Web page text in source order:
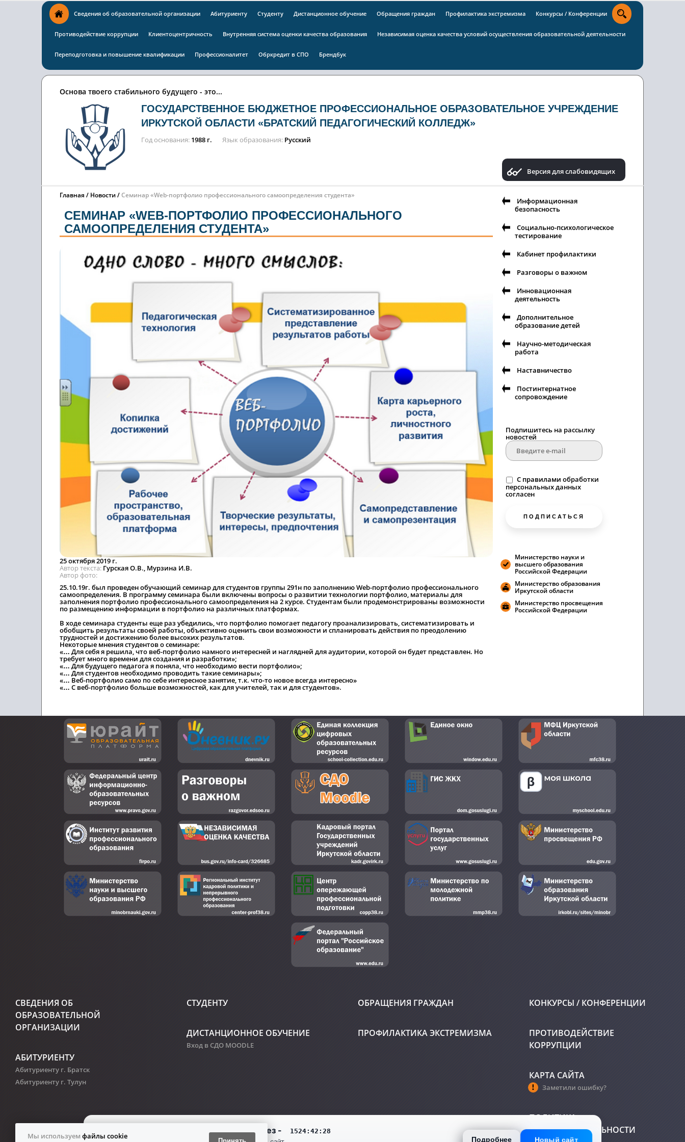
Сведения об образовательной организации Абитуриенту Студенту Дистанционное обучение Обращения граждан Профилактика экстремизма Конкурсы / Конференции
Противодействие коррупции Клиентоцентричность Внутренняя система оценки качества образования Независимая оценка качества условий осуществления образовательной деятельности
Переподготовка и повышение квалификации Профессионалитет Обркредит в СПО Брендбук
Основа твоего стабильного будущего - это...
ГОСУДАРСТВЕННОЕ БЮДЖЕТНОЕ ПРОФЕССИОНАЛЬНОЕ ОБРАЗОВАТЕЛЬНОЕ УЧРЕЖДЕНИЕ
ИРКУТСКОЙ ОБЛАСТИ «БРАТСКИЙ ПЕДАГОГИЧЕСКИЙ КОЛЛЕДЖ»
Год основания 1988 г. Язык образования Русский
Версия для слабовидящих
Главная Новости Семинар «Web-портфолио профессионального самоопределения студента»
СЕМИНАР «WEB-ПОРТФОЛИО ПРОФЕССИОНАЛЬНОГО
САМООПРЕДЕЛЕНИЯ СТУДЕНТА»
25 октября 2019 г.
Автор текста Гурская О.В., Мурзина И.В.
Автор фото
25.10.19г. был проведен обучающий семинар для студентов группы 291н по заполнению Web-портфолио профессионального
самоопределения. В программу семинара были включены вопросы о развитии технологии портфолио, материалы для
заполнения портфолио профессионального самоопределения на 2 курсе. Студентам были продемонстрированы возможности
по размещению информации в портфолио на различных платформах.
В ходе семинара студенты еще раз убедились, что портфолио помогает педагогу проанализировать, систематизировать и
обобщить результаты своей работы, объективно оценить свои возможности и спланировать действия по преодолению
трудностей и достижению более высоких результатов.
Некоторые мнения студентов о семинаре:
«… Для себя я решила, что веб-портфолио намного интересней и наглядней для аудитории, которой он будет представлен. Но
требует много времени для создания и разработки»;
«… Для будущего педагога я поняла, что необходимо вести портфолио»;
«… Для студентов необходимо проводить такие семинары»;
«… Веб-портфолио само по себе интересное занятие, т.к. что-то новое всегда интересно»
«… С веб-портфолио больше возможностей, как для учителей, так и для студентов».
Информационная
безопасность
Социально-психологическое
тестирование
Кабинет профилактики
Разговоры о важном
Инновационная
деятельность
Дополнительное
образование детей
Научно-методическая
работа
Наставничество
Постинтернатное
сопровождение
Подпишитесь на рассылку
новостей
C правилами обработки
персональных данных
согласен
ПОДПИСАТЬСЯ
Министерство науки и
высшего образования
Российской Федерации
Министерство образования
Иркутской области
Министерство просвещения
Российской Федерации
СВЕДЕНИЯ ОБ
ОБРАЗОВАТЕЛЬНОЙ
ОРГАНИЗАЦИИ
АБИТУРИЕНТУ
Абитуриенту г. Братск
Абитуриенту г. Тулун
СТУДЕНТУ
ДИСТАНЦИОННОЕ ОБУЧЕНИЕ
Вход в СДО MOODLE
ОБРАЩЕНИЯ ГРАЖДАН
ПРОФИЛАКТИКА ЭКСТРЕМИЗМА
КОНКУРСЫ / КОНФЕРЕНЦИИ
ПРОТИВОДЕЙСТВИЕ
КОРРУПЦИИ
КАРТА САЙТА
Заметили ошибку?
ПОЛИТИКА
КОНФИДЕНЦИАЛЬНОСТИ
Мы используем файлы cookie
Принять